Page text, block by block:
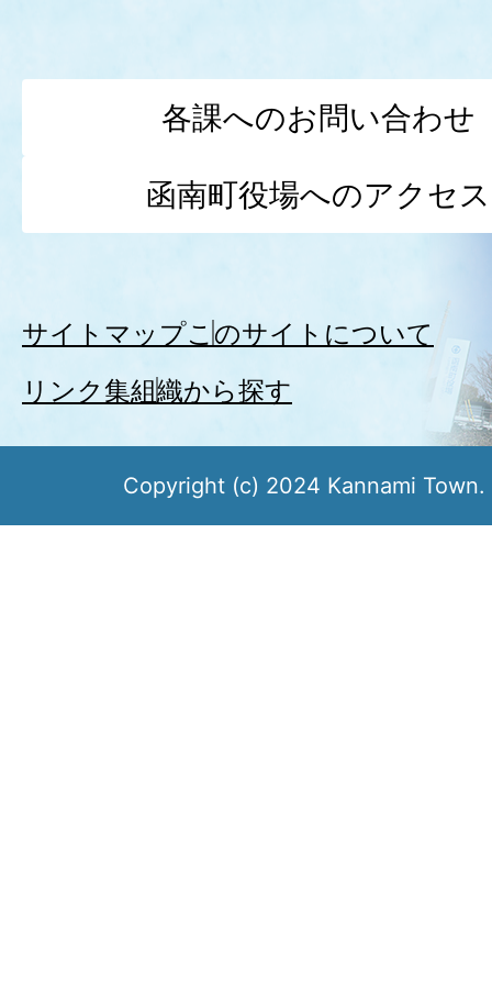
各課へのお問い合わせ
函南町役場へのアクセス
サイトマップこのサイトについて
リンク集組織から探す
Copyright (c) 2024 Kannami